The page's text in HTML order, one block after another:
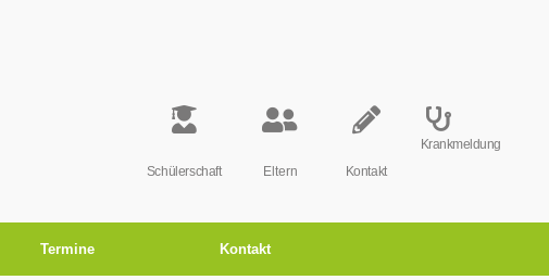
Schülerschaft Eltern Kontakt
Krankmeldung
Termine Kontakt